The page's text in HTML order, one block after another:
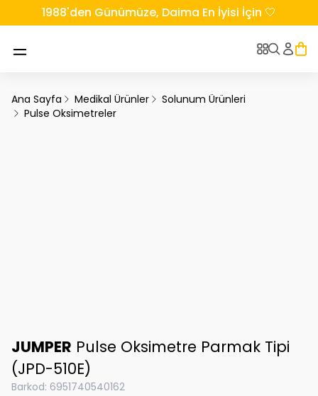
1988'den Günümüze, Daima En İyisi İçin 🤍
Ana Sayfa Medikal Ürünler
Solunum Ürünleri
Pulse Oksimetreler
JUMPER Pulse Oksimetre Parmak Tipi
(JPD-510E)
Barkod: 6951740540162